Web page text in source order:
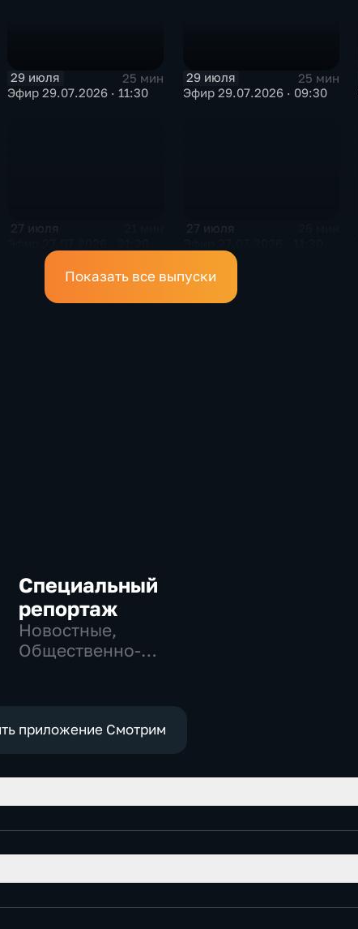
29 июля
25 мин
Эфир 29.07.2026 · 11:30
29 июля
25 мин
Эфир 29.07.2026 · 09:30
27 июля 27 июля
Показать все выпуски
Специальный
репортаж
Новостные,
Общественно-
приложение Смотрим